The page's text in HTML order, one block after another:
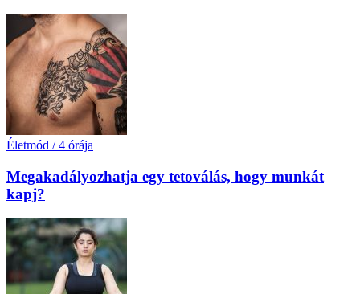
Életmód / 4 órája
Megakadályozhatja egy tetoválás, hogy munkát
kapj?